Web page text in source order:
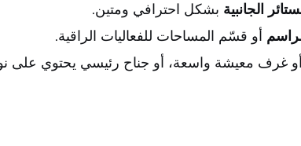
الجانبية بشكل احترافي ومتين.
أو قسّم المساحات للفعاليات الراقية.